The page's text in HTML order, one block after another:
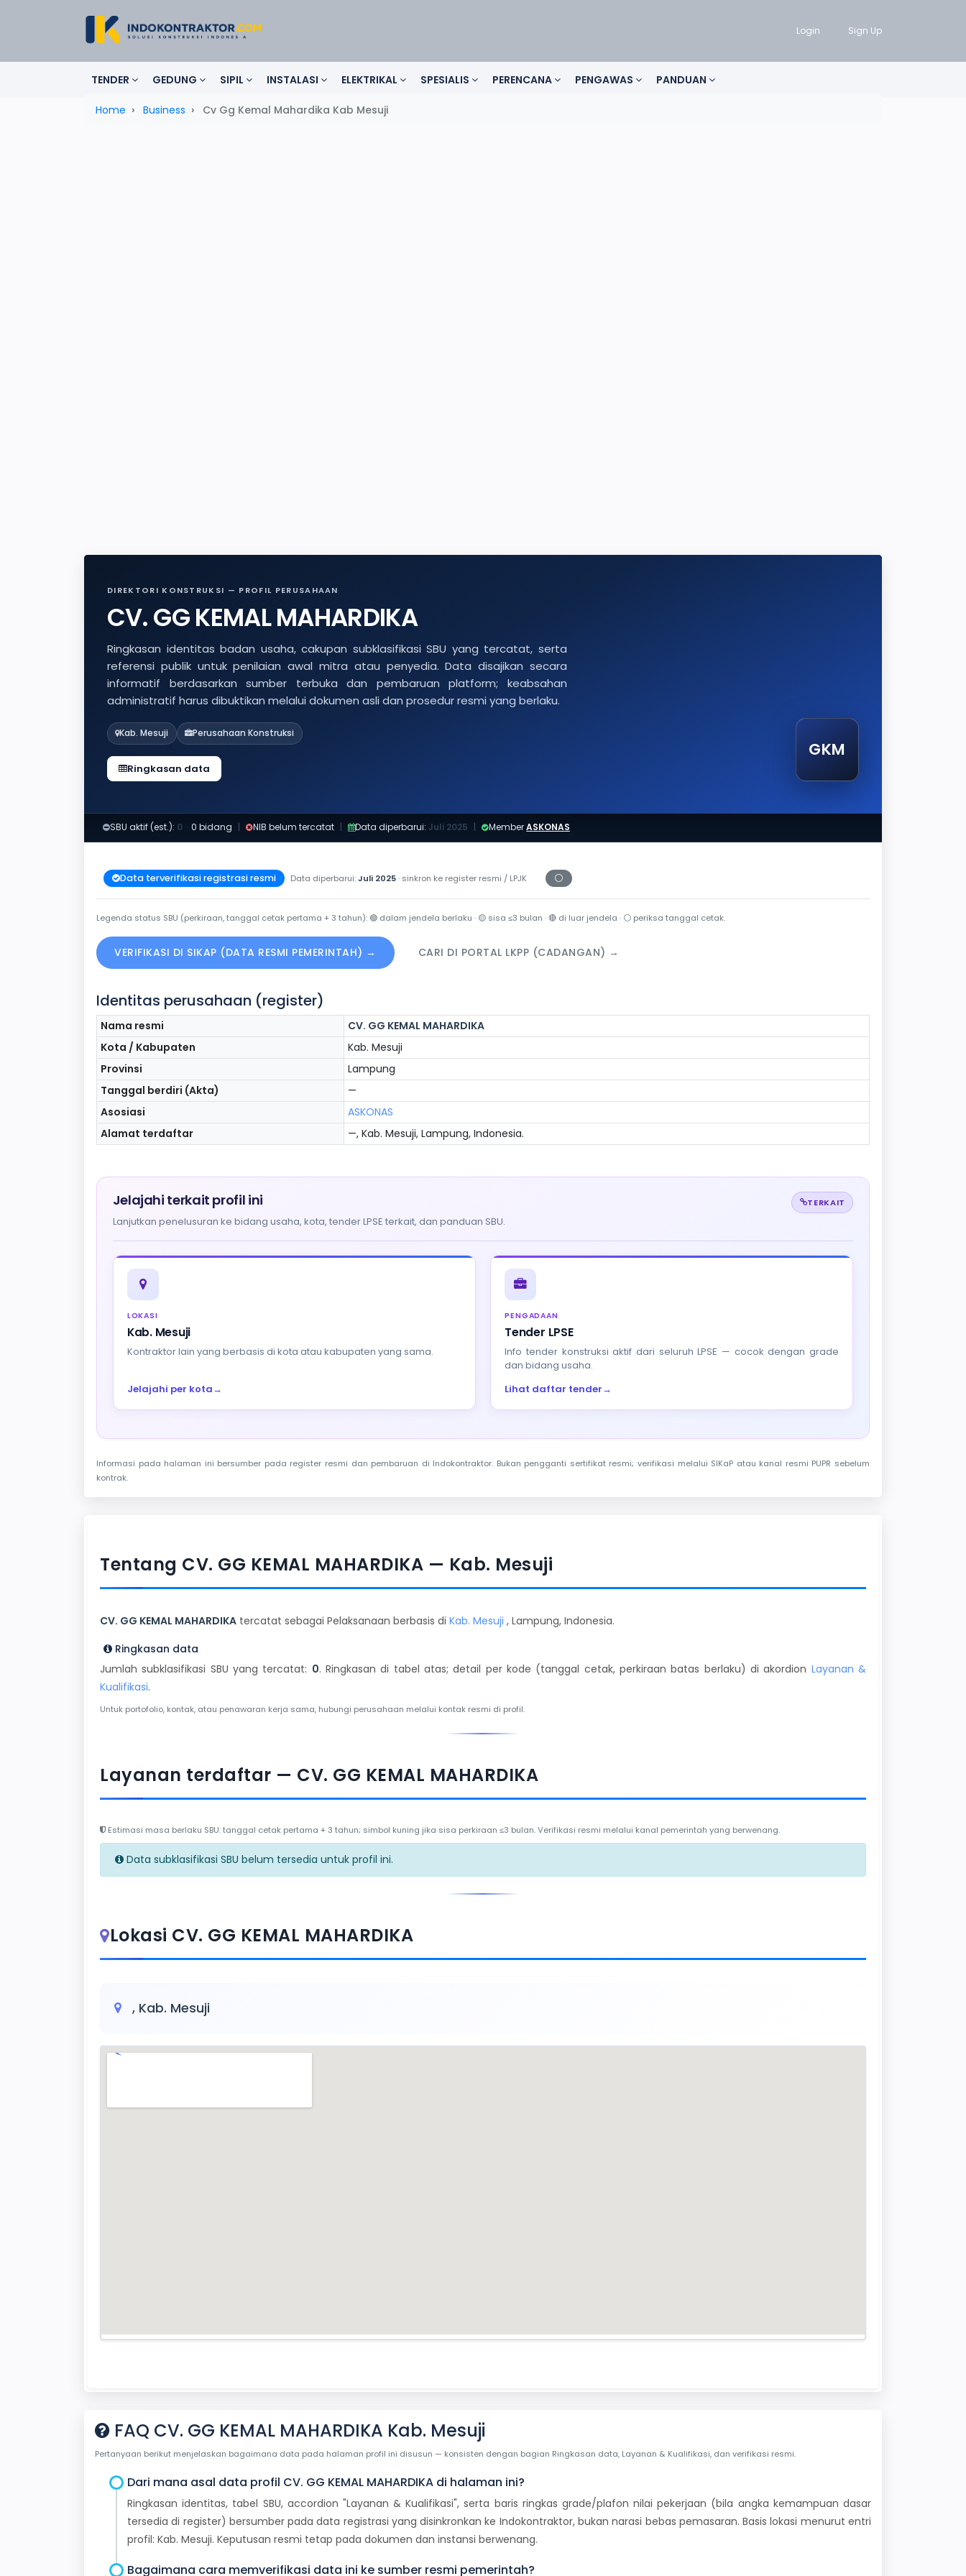
Login Sign Up
TENDER GEDUNG SIPIL INSTALASI ELEKTRIKAL SPESIALIS PERENCANA PENGAWAS PANDUAN
Home Business Cv Gg Kemal Mahardika Kab Mesuji
DIREKTORI KONSTRUKSI — PROFIL PERUSAHAAN
CV. GG KEMAL MAHARDIKA
Ringkasan identitas badan usaha, cakupan subklasifikasi SBU yang tercatat, serta
referensi publik untuk penilaian awal mitra atau penyedia. Data disajikan secara
informatif berdasarkan sumber terbuka dan pembaruan platform; keabsahan
administratif harus dibuktikan melalui dokumen asli dan prosedur resmi yang berlaku.
Kab. Mesuji Perusahaan Konstruksi
Ringkasan data
GKM
SBU aktif (est.): 0 · 0 bidang | NIB belum tercatat | Data diperbarui: Juli 2025 | MemberASKONAS
Data terverifikasi registrasi resmi Data diperbarui:Juli 2025· sinkron ke register resmi / LPJK ⚪
Periksa tanggal cetak
Legenda status SBU (perkiraan, tanggal cetak pertama + 3 tahun): 🟢 dalam jendela berlaku · 🟡 sisa ≤3 bulan ·🔴 di luar jendela · ⚪ periksa tanggal cetak.
VERIFIKASI DI SIKAP (DATA RESMI PEMERINTAH) → CARI DI PORTAL LKPP (CADANGAN) →
Identitas perusahaan (register)
Nama resmi
CV. GG KEMAL MAHARDIKA
Kota / Kabupaten
Kab. Mesuji
Provinsi
Lampung
Tanggal berdiri (Akta)
—
Asosiasi
ASKONAS
Alamat terdaftar
—, Kab. Mesuji, Lampung, Indonesia.
Jelajahi terkait profil ini
Lanjutkan penelusuran ke bidang usaha, kota, tender LPSE terkait, dan panduan SBU.
TERKAIT
LOKASI
Kab. Mesuji
Kontraktor lain yang berbasis di kota atau kabupaten yang sama.
Jelajahi per kota→
PENGADAAN
Tender LPSE
Info tender konstruksi aktif dari seluruh LPSE — cocok dengan grade
dan bidang usaha.
Lihat daftar tender→
Informasi pada halaman ini bersumber pada register resmi dan pembaruan di Indokontraktor. Bukan pengganti sertifikat resmi; verifikasi melalui SIKaP atau kanal resmi PUPR sebelum
kontrak.
Tentang CV. GG KEMAL MAHARDIKA — Kab. Mesuji
CV. GG KEMAL MAHARDIKA tercatat sebagai Pelaksanaan berbasis di Kab. Mesuji , Lampung, Indonesia.
Ringkasan data
Jumlah subklasifikasi SBU yang tercatat: 0. Ringkasan di tabel atas; detail per kode (tanggal cetak, perkiraan batas berlaku) di akordion Layanan &
Kualifikasi.
Untuk portofolio, kontak, atau penawaran kerja sama, hubungi perusahaan melalui kontak resmi di profil.
Layanan terdaftar — CV. GG KEMAL MAHARDIKA
Estimasi masa berlaku SBU: tanggal cetak pertama + 3 tahun; simbol kuning jika sisa perkiraan ≤3 bulan. Verifikasi resmi melalui kanal pemerintah yang berwenang.
Data subklasifikasi SBU belum tersedia untuk profil ini.
Lokasi CV. GG KEMAL MAHARDIKA
, Kab. Mesuji
FAQ CV. GG KEMAL MAHARDIKA Kab. Mesuji
Pertanyaan berikut menjelaskan bagaimana data pada halaman profil ini disusun — konsisten dengan bagian Ringkasan data, Layanan & Kualifikasi, dan verifikasi resmi.
Dari mana asal data profil CV. GG KEMAL MAHARDIKA di halaman ini?
Ringkasan identitas, tabel SBU, accordion "Layanan & Kualifikasi", serta baris ringkas grade/plafon nilai pekerjaan (bila angka kemampuan dasar
tersedia di register) bersumber pada data registrasi yang disinkronkan ke Indokontraktor, bukan narasi bebas pemasaran. Basis lokasi menurut entri
profil: Kab. Mesuji. Keputusan resmi tetap pada dokumen dan instansi berwenang.
Bagaimana cara memverifikasi data ini ke sumber resmi pemerintah?